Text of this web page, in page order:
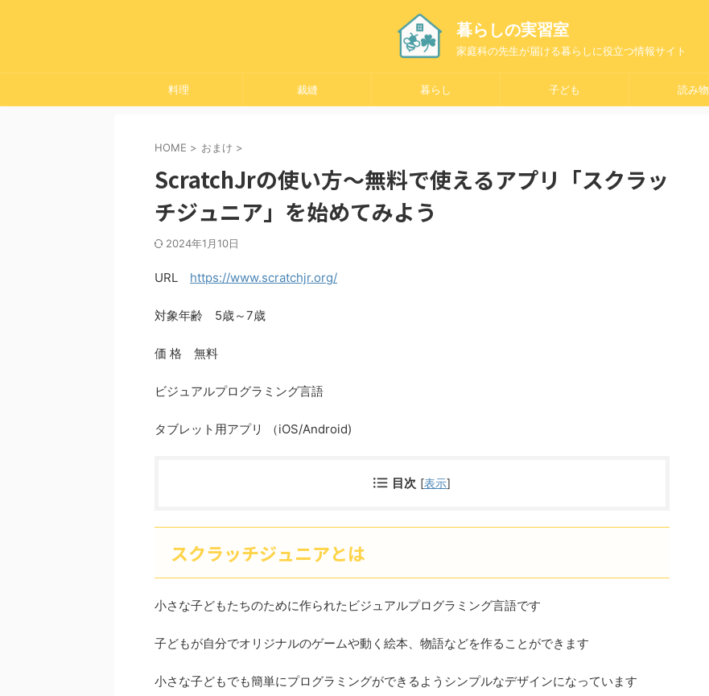
暮らしの実習室
家庭科の先生が届ける暮らしに役立つ情報サイト
料理 裁縫 暮らし 子ども 読み物
HOME > おまけ >
ScratchJrの使い方～無料で使えるアプリ「スクラッ
チジュニア」を始めてみよう
2024年1月10日
URL https://www.scratchjr.org/
対象年齢 5歳～7歳
価 格 無料
ビジュアルプログラミング言語
タブレット用アプリ （iOS/Android)
目次 [表示]
スクラッチジュニアとは
小さな子どもたちのために作られたビジュアルプログラミング言語です
子どもが自分でオリジナルのゲームや動く絵本、物語などを作ることができます
小さな子どもでも簡単にプログラミングができるようシンプルなデザインになっています